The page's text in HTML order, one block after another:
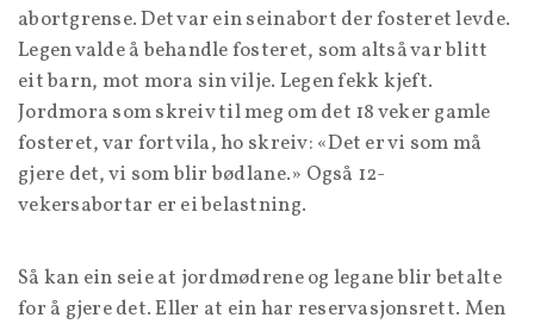
abortgrense. Det var ein seinabort der fosteret levde.
Legen valde å behandle fosteret, som altså var blitt
eit barn, mot mora sin vilje. Legen fekk kjeft.
Jordmora som skreiv til meg om det 18 veker gamle
fosteret, var fortvila, ho skreiv: «Det er vi som må
gjere det, vi som blir bødlane.» Også 12-
vekersabortar er ei belastning.
Så kan ein seie at jordmødrene og legane blir betalte
for å gjere det. Eller at ein har reservasjonsrett. Men